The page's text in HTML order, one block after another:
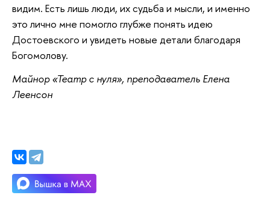
видим. Есть лишь люди, их судьба и мысли, и именно
это лично мне помогло глубже понять идею
Достоевского и увидеть новые детали благодаря
Богомолову.
Майнор «Театр с нуля», преподаватель Елена
Леенсон